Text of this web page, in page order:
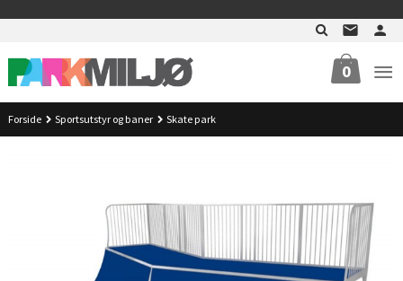
0
Forside Sportsutstyr og baner Skate park